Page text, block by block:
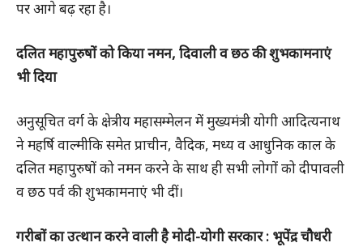
पर आगे बढ़ रहा है।
दलित महापुरुषों को किया नमन, दिवाली व छठ की शुभकामनाएं
भी दिया
अनुसूचित वर्ग के क्षेत्रीय महासम्मेलन में मुख्यमंत्री योगी आदित्यनाथ
ने महर्षि वाल्मीकि समेत प्राचीन, वैदिक, मध्य व आधुनिक काल के
दलित महापुरुषों को नमन करने के साथ ही सभी लोगों को दीपावली
व छठ पर्व की शुभकामनाएं भी दीं।
गरीबों का उत्थान करने वाली है मोदी-योगी सरकार : भूपेंद्र चौधरी